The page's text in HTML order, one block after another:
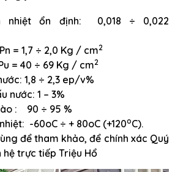
nhiệt ổn định: 0,018 ÷ 0,022
= 1,7 ÷ 2,0 Kg / cm2
= 40 ÷ 69 Kg / cm2
1,8 ÷ 2,3 ep/v%
nước: 1 – 3%
: 90 ÷ 95 %
-60oC ÷ + 80oC (+120oC).
để tham khảo, để chính xác Quý
trực tiếp Triệu Hổ